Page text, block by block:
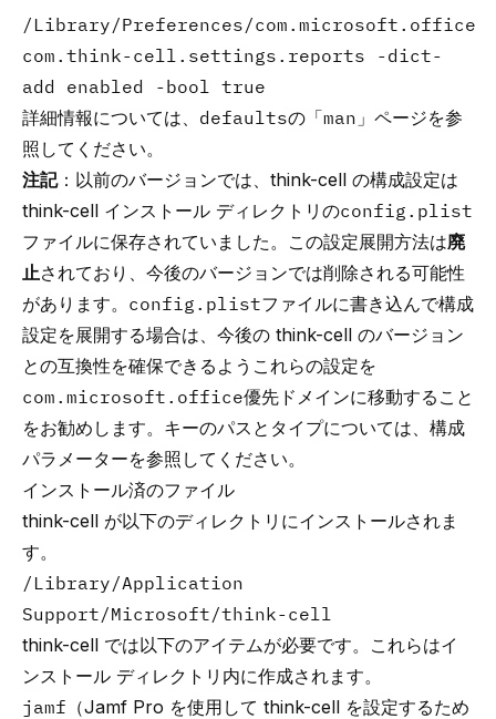
/Library/Preferences/com.microsoft.office
com.think-cell.settings.reports -dict-
add enabled -bool true
詳細情報については、 defaultsの「man 」ページを参
照してください。
注記：以前のバージョンでは、think-cell の構成設定は
think-cell インストール ディレクトリのconfig.plist
ファイルに保存されていました。この設定展開方法は廃
止されており、今後のバージョンでは削除される可能性
があります。 config.plistファイルに書き込んで構成
設定を展開する場合は、今後の think-cell のバージョン
との互換性を確保できるようこれらの設定を
com.microsoft.office優先ドメインに移動すること
をお勧めします。キーのパスとタイプについては、 構成
パラメーターを参照してください。
インストール済のファイル
think-cell が以下のディレクトリにインストールされま
す。
/Library/Application
Support/Microsoft/think-cell
think-cell では以下のアイテムが必要です。これらはイ
ンストール ディレクトリ内に作成されます。
jamf （Jamf Pro を使用して think-cell を設定するため